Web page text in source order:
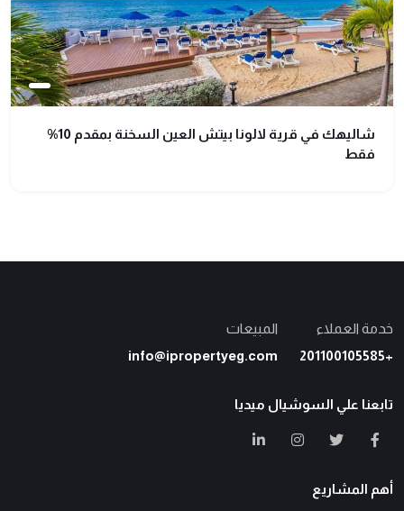
شاليهك في قرية لالونا بيتش العين السخنة بمقدم 10%
فقط
خدمة العملاء
+201100105585
المبيعات
info@ipropertyeg.com
تابعنا علي السوشيال ميديا
أهم المشاريع